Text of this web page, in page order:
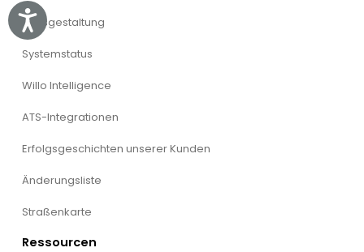
Accessibility
Preisgestaltung
Systemstatus
Willo Intelligence
ATS-Integrationen
Erfolgsgeschichten unserer Kunden
Änderungsliste
Straßenkarte
Ressourcen